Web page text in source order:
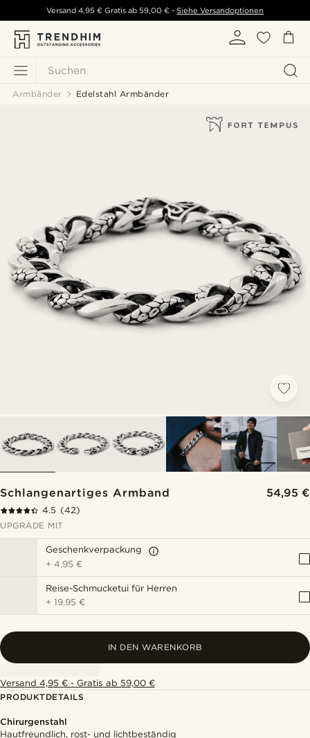
Suchen
Versand 4,95 € Gratis ab59,00 € - Siehe Versandoptionen
Armbänder Edelstahl Armbänder
Schlangenartiges Armband 54,95 €
4.5 (42)
UPGRADE MIT
Geschenkverpackung
+4,95 €
Reise-Schmucketui für Herren
+19,95 €
IN DEN WARENKORB
Versand 4,95 € - Gratis ab 59,00 €
PRODUKTDETAILS
Chirurgenstahl
Hautfreundlich, rost- und lichtbeständig